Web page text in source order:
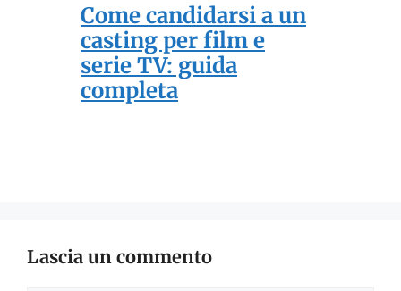
Come candidarsi a un
casting per film e
serie TV: guida
completa
Lascia un commento